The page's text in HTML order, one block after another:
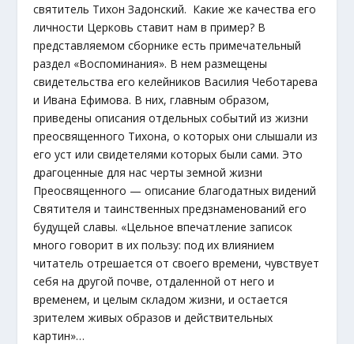
святитель Тихон Задонский. Какие же качества его
личности Церковь ставит нам в пример? В
представляемом сборнике есть примечательный
раздел «Воспоминания». В нем размещены
свидетельства его келейников Василия Чеботарева
и Ивана Ефимова. В них, главным образом,
приведены описания отдельных событий из жизни
преосвященного Тихона, о которых они слышали из
его уст или свидетелями которых были сами. Это
драгоценные для нас черты земной жизни
Преосвященного — описание благодатных видений
Святителя и таинственных предзнаменований его
будущей славы. «Цельное впечатление записок
много говорит в их пользу: под их влиянием
читатель отрешается от своего времени, чувствует
себя на другой почве, отдаленной от него и
временем, и целым складом жизни, и остается
зрителем живых образов и действительных
картин»…